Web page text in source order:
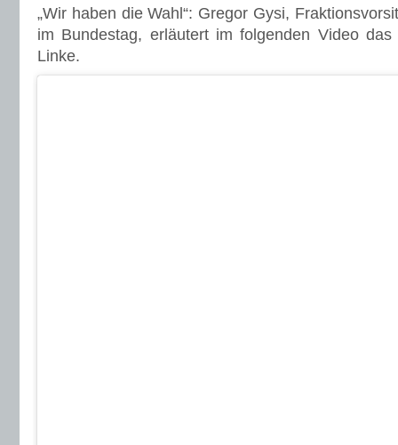
„Wir haben die Wahl“: Gregor Gysi,
im Bundestag, erläutert im folgenden Video
Linke.